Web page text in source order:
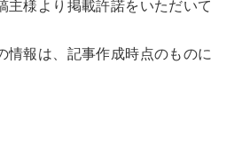
様より掲載許諾をいただいて
情報は、記事作成時点のものに